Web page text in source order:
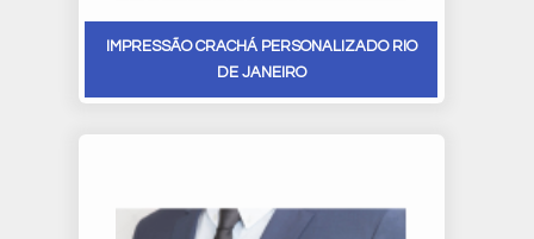
IMPRESSÃO CRACHÁ PERSONALIZADO RIO
DE JANEIRO